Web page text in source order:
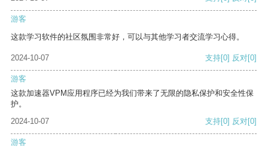
游客
这款学习软件的社区氛围非常好，可以与其他学习者交流学习心得。
2024-10-07 支持[0] 反对[0]
游客
这款加速器VPM应用程序已经为我们带来了无限的隐私保护和安全性保
护。
2024-10-07
支持[0] 反对[0]
游客